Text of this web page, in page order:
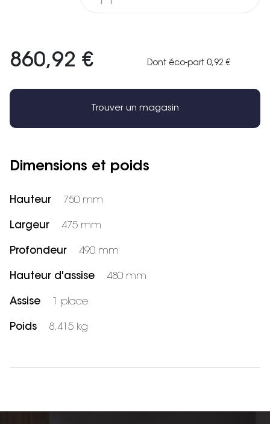
860,92 € Dont éco-part 0,92 €
Trouver un magasin
Dimensions et poids
Hauteur 750 mm
Largeur 475 mm
Profondeur 490 mm
Hauteur d'assise 480 mm
Assise 1 place
Poids 8,415 kg